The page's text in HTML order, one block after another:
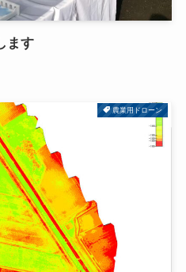
ます
農業用ドローン